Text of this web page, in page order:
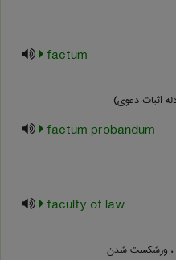
factum
اثبات دعوی)
factum probandum
faculty of law
، ورشکست شدن